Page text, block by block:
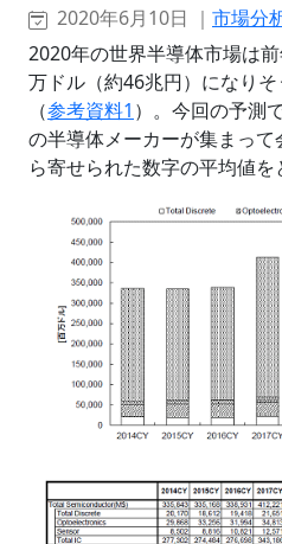
2020年6月10日 ｜ 市場分
2020年の世界半導体市場は
万ドル（約46兆円）になり
（参考資料1 ）。今回の予測
の半導体メーカーが集まっ
ら寄せられた数字の平均値を